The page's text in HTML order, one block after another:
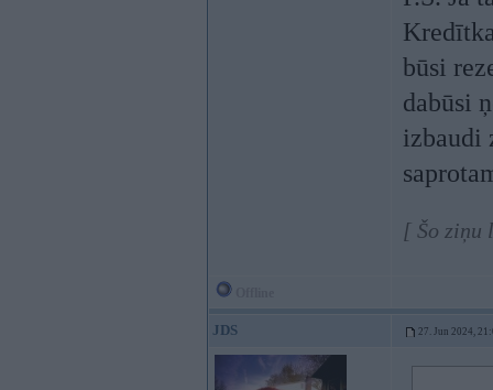
būsi
dabūsi
izbaudi
[ Šo ziņu
JDS 27. Jun 2024,